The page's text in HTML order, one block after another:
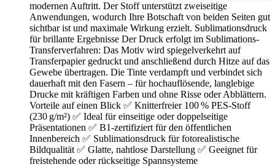
modernen Auftritt. Der Stoff unterstützt zweiseitige
Anwendungen, wodurch Ihre Botschaft von beiden Seiten gut
sichtbar ist und maximale Wirkung erzielt. Sublimationsdruck
für brillante Ergebnisse Der Druck erfolgt im Sublimations-
Transferverfahren: Das Motiv wird spiegelverkehrt auf
Transferpapier gedruckt und anschließend durch Hitze auf das
Gewebe übertragen. Die Tinte verdampft und verbindet sich
dauerhaft mit den Fasern – für hochauflösende, langlebige
Drucke mit kräftigen Farben und ohne Risse oder Abblättern.
Vorteile auf einen Blick ✅ Knitterfreier 100 % PES-Stoff
(230 g/m²) ✅ Ideal für einseitige oder doppelseitige
Präsentationen ✅ B1-zertifiziert für den öffentlichen
Innenbereich ✅ Sublimationsdruck für fotorealistische
Bildqualität ✅ Glatte, nahtlose Darstellung ✅ Geeignet für
freistehende oder rückseitige Spannsysteme